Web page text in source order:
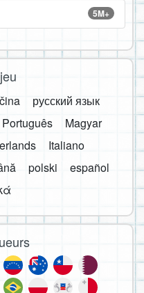
5M+
русский язык
Português
Magyar
Italiano
polski
español